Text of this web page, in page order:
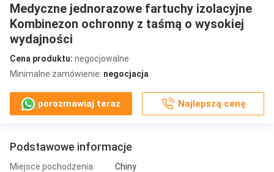
Medyczne jednorazowe fartuchy izolacyjne
Kombinezon ochronny z taśmą o wysokiej
wydajności
Cena produktu: negocjowalne
Minimalne zamówienie: negocjacja
porozmawiaj teraz Najlepszą cenę
Podstawowe informacje
Miejsce pochodzenia:
Chiny